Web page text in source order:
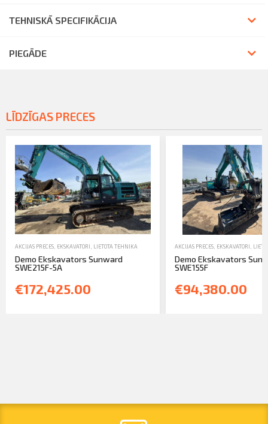
TEHNISKĀ SPECIFIKĀCIJA
PIEGĀDE
LĪDZĪGAS PRECES
AKCIJAS PRECES EKSKAVATORI LIETOTA TEHNIKA
Demo Ekskavators Sunward
SWE215F-5A
€172,425.00
AKCIJAS PRECES, EKSKAVATORI
Demo Ekskavators
SWE155F
€94,380.00